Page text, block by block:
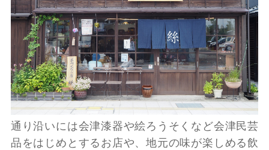
通り沿いには会津漆器や絵ろうそくなど会津民芸
品をはじめとするお店や、地元の味が楽しめる飲